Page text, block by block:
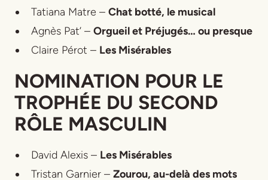
Tatiana Matre – Chat botté, le musical
Agnès Pat’ – Orgueil et Préjugés… ou presque
Claire Pérot – Les Misérables
NOMINATION POUR LE
TROPHÉE DU SECOND
RÔLE MASCULIN
David Alexis – Les Misérables
Tristan Garnier – Zourou, au-delà des mots